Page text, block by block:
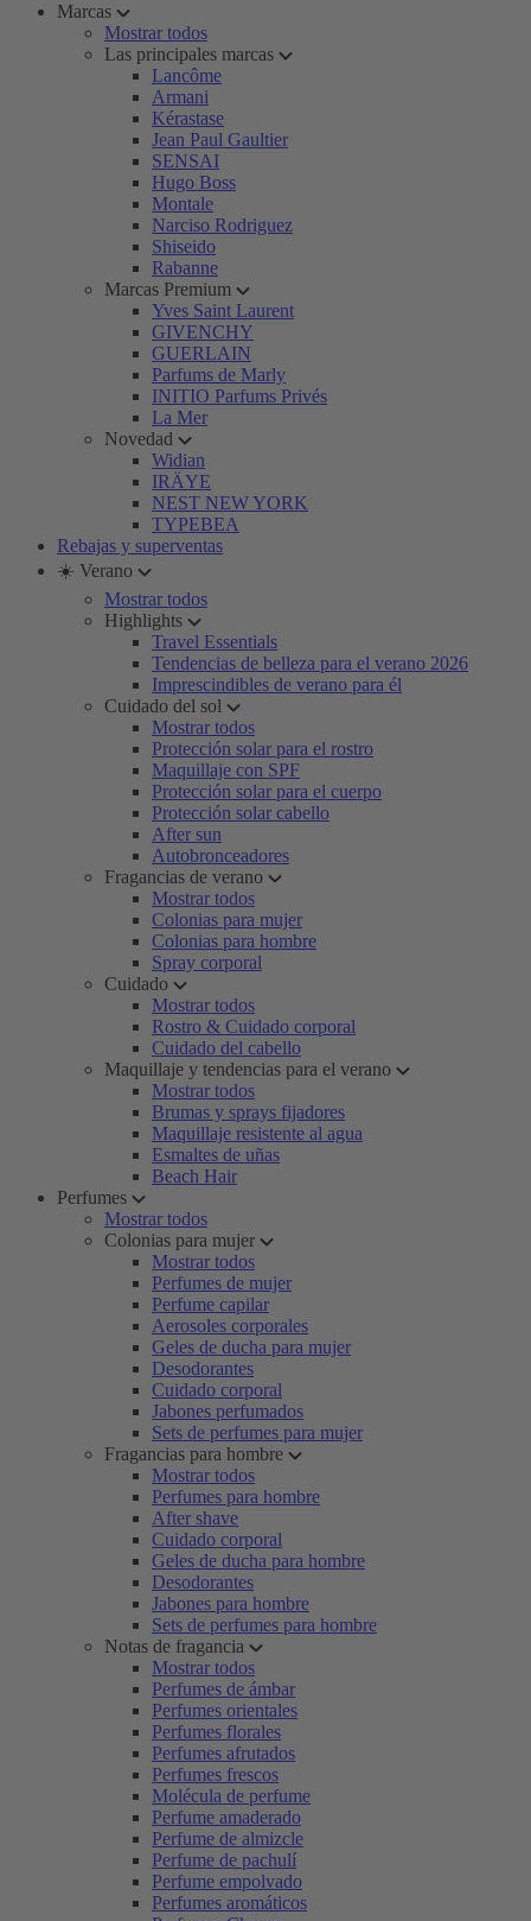
Marcas
Mostrar todos
Las principales marcas
Lancôme
Armani
Kérastase
Jean Paul Gaultier
SENSAI
Hugo Boss
Montale
Narciso Rodriguez
Shiseido
Rabanne
Marcas Premium
Yves Saint Laurent
GIVENCHY
GUERLAIN
Parfums de Marly
INITIO Parfums Privés
La Mer
Novedad
Widian
IRÄYE
NEST NEW YORK
TYPEBEA
Rebajas y superventas
☀️ Verano
Mostrar todos
Highlights
Travel Essentials
Tendencias de belleza para el verano 2026
Imprescindibles de verano para él
Cuidado del sol
Mostrar todos
Protección solar para el rostro
Maquillaje con SPF
Protección solar para el cuerpo
Protección solar cabello
After sun
Autobronceadores
Fragancias de verano
Mostrar todos
Colonias para mujer
Colonias para hombre
Spray corporal
Cuidado
Mostrar todos
Rostro & Cuidado corporal
Cuidado del cabello
Maquillaje y tendencias para el verano
Mostrar todos
Brumas y sprays fijadores
Maquillaje resistente al agua
Esmaltes de uñas
Beach Hair
Perfumes
Mostrar todos
Colonias para mujer
Mostrar todos
Perfumes de mujer
Perfume capilar
Aerosoles corporales
Geles de ducha para mujer
Desodorantes
Cuidado corporal
Jabones perfumados
Sets de perfumes para mujer
Fragancias para hombre
Mostrar todos
Perfumes para hombre
After shave
Cuidado corporal
Geles de ducha para hombre
Desodorantes
Jabones para hombre
Sets de perfumes para hombre
Notas de fragancia
Mostrar todos
Perfumes de ámbar
Perfumes orientales
Perfumes florales
Perfumes afrutados
Perfumes frescos
Molécula de perfume
Perfume amaderado
Perfume de almizcle
Perfume de pachulí
Perfume empolvado
Perfumes aromáticos